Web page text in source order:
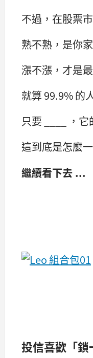
不過，在股票
熟不熟，是你
漲不漲，才是
就算 99.9% 的
只要 ____ ，它
這到底是怎麼
繼續看下去 ...
投信喜歡「